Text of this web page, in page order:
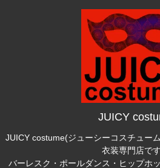
JUICY
JUICY costume(ジューシーコスチュー
衣装専門店です
バーレスク・ポールダンス・ヒップホ